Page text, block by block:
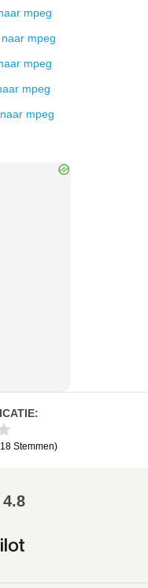
mpeg
naar mpeg
mpeg
mpeg
naar mpeg
:
Stemmen)
4.8